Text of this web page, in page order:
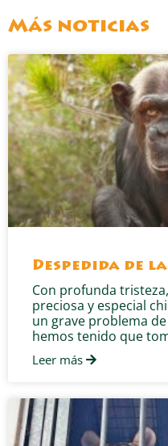
Más noticias
Despedida de
Con profunda
preciosa y especial
un grave problema
hemos tenido que
Leer más